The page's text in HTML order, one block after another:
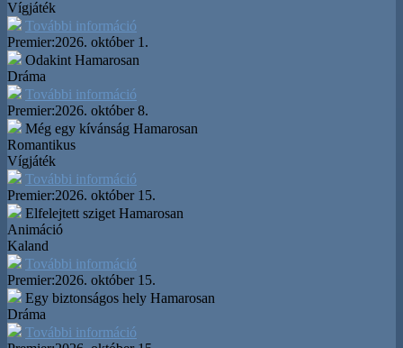
Vígjáték
További információ
Premier:2026. október 1.
Odakint Hamarosan
Dráma
További információ
Premier:2026. október 8.
Még egy kívánság Hamarosan
Romantikus
Vígjáték
További információ
Premier:2026. október 15.
Elfelejtett sziget Hamarosan
Animáció
Kaland
További információ
Premier:2026. október 15.
Egy biztonságos hely Hamarosan
Dráma
További információ